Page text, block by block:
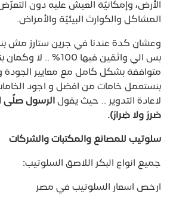
الأرض، وإمكانيّة العيش عليه دون
المشاكل والكوارث البيئيّة والأمراض.
وعشان كدة عندنا في جرين ستارز مش
بس الي واثقين فيها
متوافقة بشكل كامل مع معايير الجودة
بنستعمل خامات من افضل و اجود
لاعادة التدوير .. حيث يقول الرسول صلّى
ضررَ ولا ضِرارَ).
سلوتيب للمصانع والمكتبات والشركات
جميع انواع البكر اللاصق السلوتيب:
ارخص اسعار السلوتيب في مصر